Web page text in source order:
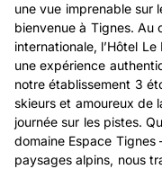
une vue imprenable sur
bienvenue à Tignes.
internationale, l’Hôtel
une expérience
notre établissement 3
skieurs et amoureux de
journée sur les pistes.
domaine Espace Tignes
paysages alpins, nous